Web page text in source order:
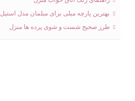
بهترین پارچه مبلی برای مبلمان مدل استیل
طرز صحیح شست و شوی پرده ها منزل